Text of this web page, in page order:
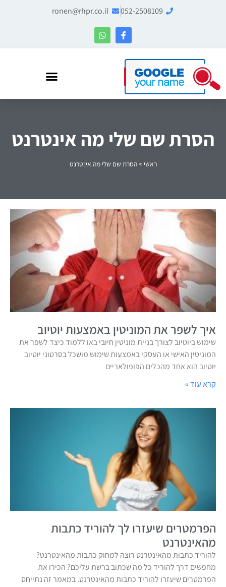
052-2508109
ronen@rhpr.co.il
הסרת שם שלי מה אינטרנט
ראשי >הסרת שם שלי מה אינטרנט
איך לשפר את המוניטין באמצעות יוטיוב
שימוש ביוטיוב לצורך בניית מוניטין חיובי באו ללמוד כיצד לשפר את
המוניטין האישי או העסקי באמצעות שימוש מושכל בסרטוני יוטיוב
יוטיוב הוא אחד מהכלים הפופולאריים
קרא עוד »
הפרמטרים שיעזרו לך להוריד כתבות
מהאינטרנט
להוריד כתבות מהאינטרנט רוצה למחוק כתבות מהאינטרנט?
מחפשים דרך להוריד כל מה שכתוב ברשת עליכם? הכירו את
הפרמטרים שיעזרו להוריד כתבות מהאינטרנט. במאמר זה נתייחס